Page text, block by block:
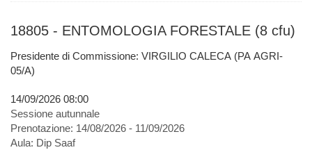
18805 - ENTOMOLOGIA FORESTALE (8 cfu)
Presidente di Commissione: VIRGILIO CALECA (PA AGRI-
05/A)
14/09/2026 08:00
Sessione autunnale
Prenotazione: 14/08/2026 - 11/09/2026
Aula: Dip Saaf